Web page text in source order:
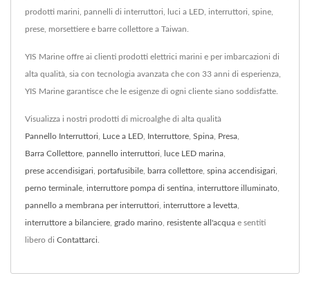
prodotti marini, pannelli di interruttori, luci a LED, interruttori, spine,
prese, morsettiere e barre collettore a Taiwan.
YIS Marine offre ai clienti prodotti elettrici marini e per imbarcazioni di
alta qualità, sia con tecnologia avanzata che con 33 anni di esperienza,
YIS Marine garantisce che le esigenze di ogni cliente siano soddisfatte.
Visualizza i nostri prodotti di microalghe di alta qualità
Pannello Interruttori Luce a LED Interruttore Spina Presa
Barra Collettore pannello interruttori luce LED marina
prese accendisigari portafusibile barra collettore spina accendisigari
perno terminale interruttore pompa di sentina interruttore illuminato
pannello a membrana per interruttori interruttore a levetta
interruttore a bilanciere grado marino resistente all'acqua e sentiti
libero di Contattarci